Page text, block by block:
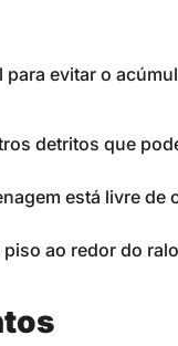
para evitar o
detritos que
está livre de
piso ao redor do